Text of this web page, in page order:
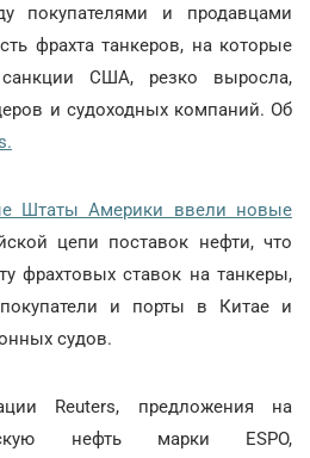
покупателями и продавцами
фрахта танкеров, на которые
санкции США, резко выросла,
и судоходных компаний. Об
Штаты Америки ввели новые
цепи поставок нефти, что
фрахтовых ставок на танкеры,
и порты в Китае и
судов.
Reuters, предложения на
нефть марки ESPO,